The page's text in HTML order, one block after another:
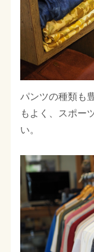
パンツの種類も
もよく、スポー
い。